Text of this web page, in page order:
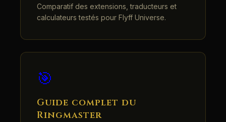
Comparatif des extensions, traducteurs et
calculateurs testés pour Flyff Universe.
🎯
Guide complet du
Ringmaster